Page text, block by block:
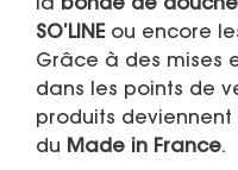
la bonde de douche
SO’LINEou encore
Grâce à des mises
dans les points de
produits
du Made in France.